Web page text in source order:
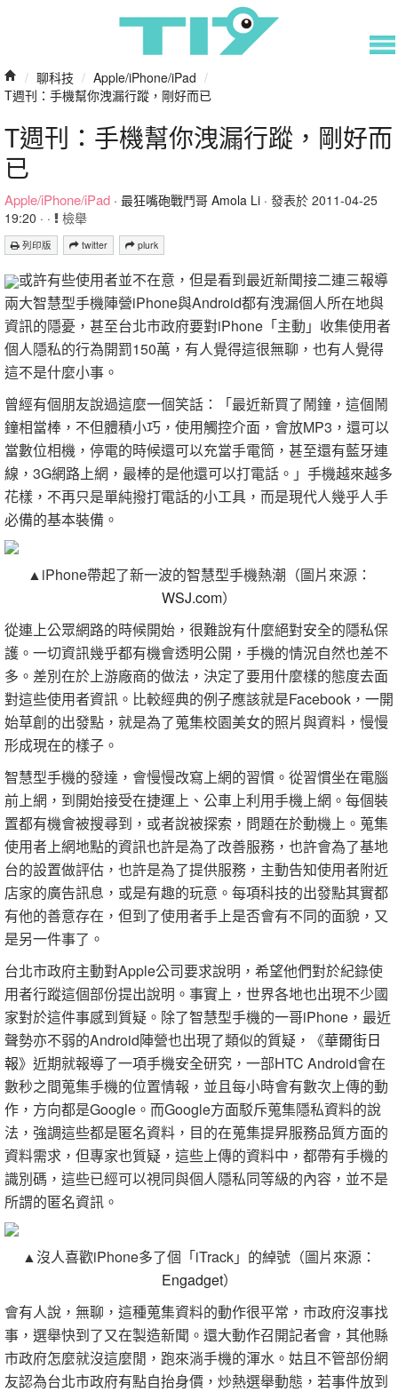
/ 聊科技 / Apple/iPhone/iPad /
T週刊：手機幫你洩漏行蹤，剛好而已
T週刊：手機幫你洩漏行蹤，剛好而
已
Apple/iPhone/iPad · 最狂嘴砲戰鬥哥 Amola Li · 發表於 2011-04-25
19:20 · ·
檢舉
列印版 twitter plurk
或許有些使用者並不在意，但是看到最近新聞接二連三報導
兩大智慧型手機陣營iPhone與Android都有洩漏個人所在地與
資訊的隱憂，甚至台北市政府要對iPhone「主動」收集使用者
個人隱私的行為開罰150萬，有人覺得這很無聊，也有人覺得
這不是什麼小事。
曾經有個朋友說過這麼一個笑話：「最近新買了鬧鐘，這個鬧
鐘相當棒，不但體積小巧，使用觸控介面，會放MP3，還可以
當數位相機，停電的時候還可以充當手電筒，甚至還有藍牙連
線，3G網路上網，最棒的是他還可以打電話。」手機越來越多
花樣，不再只是單純撥打電話的小工具，而是現代人幾乎人手
必備的基本裝備。
▲iPhone帶起了新一波的智慧型手機熱潮（圖片來源：
WSJ.com）
從連上公眾網路的時候開始，很難說有什麼絕對安全的隱私保
護。一切資訊幾乎都有機會透明公開，手機的情況自然也差不
多。差別在於上游廠商的做法，決定了要用什麼樣的態度去面
對這些使用者資訊。比較經典的例子應該就是Facebook，一開
始草創的出發點，就是為了蒐集校園美女的照片與資料，慢慢
形成現在的樣子。
智慧型手機的發達，會慢慢改寫上網的習慣。從習慣坐在電腦
前上網，到開始接受在捷運上、公車上利用手機上網。每個裝
置都有機會被搜尋到，或者說被探索，問題在於動機上。蒐集
使用者上網地點的資訊也許是為了改善服務，也許會為了基地
台的設置做評估，也許是為了提供服務，主動告知使用者附近
店家的廣告訊息，或是有趣的玩意。每項科技的出發點其實都
有他的善意存在，但到了使用者手上是否會有不同的面貌，又
是另一件事了。
台北市政府主動對Apple公司要求說明，希望他們對於紀錄使
用者行蹤這個部份提出說明。事實上，世界各地也出現不少國
家對於這件事感到質疑。除了智慧型手機的一哥iPhone，最近
聲勢亦不弱的Android陣營也出現了類似的質疑，《華爾街日
報》近期就報導了一項手機安全研究，一部HTC Android會在
數秒之間蒐集手機的位置情報，並且每小時會有數次上傳的動
作，方向都是Google。而Google方面駁斥蒐集隱私資料的說
法，強調這些都是匿名資料，目的在蒐集提昇服務品質方面的
資料需求，但專家也質疑，這些上傳的資料中，都帶有手機的
識別碼，這些已經可以視同與個人隱私同等級的內容，並不是
所謂的匿名資訊。
▲沒人喜歡iPhone多了個「iTrack」的綽號（圖片來源：
Engadget）
會有人說，無聊，這種蒐集資料的動作很平常，市政府沒事找
事，選舉快到了又在製造新聞。還大動作召開記者會，其他縣
市政府怎麼就沒這麼閒，跑來淌手機的渾水。姑且不管部份網
友認為台北市政府有點自抬身價，炒熱選舉動態，若事件放到